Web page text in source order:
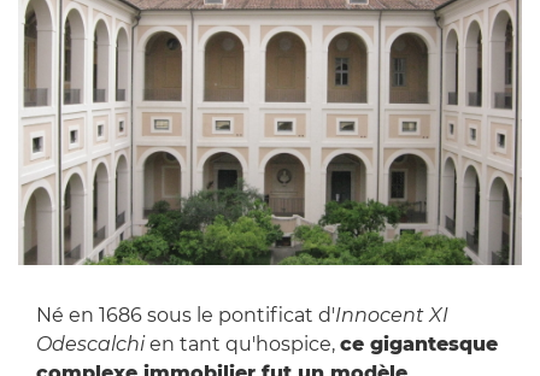
Né en 1686 sous le pontificat d'Innocent XI
Odescalchien tant qu'hospice, ce gigantesque